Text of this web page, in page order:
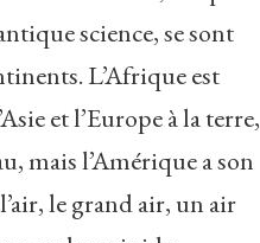
science, se sont
L’Afrique est
et l’Europe à la terre,
mais l’Amérique a son
le grand air, un air